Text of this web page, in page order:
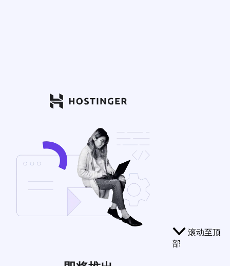
滚动至顶
部